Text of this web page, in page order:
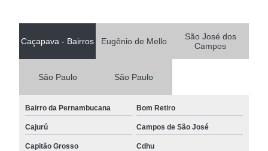
Caçapava - Bairros Eugênio de Mello
São José dos
Campos
São Paulo São Paulo
Bairro da Pernambucana Bom Retiro
Cajurú Campos de São José
Capitão Grosso Cdhu